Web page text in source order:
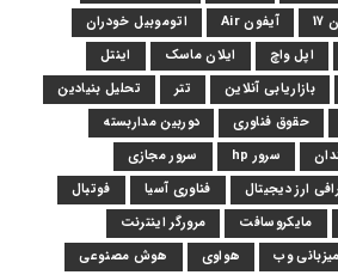
آیفون Air
اتوموبیل خودران
اپل واچ ایلان ماسک
اینتل
بازاریابی آنلاین تتر
تحلیل بنیادین
حقوق فناوری
دوربین مداربسته
سرور hp
سرور مجازی
ارز دیجیتال فناوری آسیا
فوتبال
مایکروسافت
مرورگر اینترنت
میزبانی وب هواوی
هوش مصنوعی